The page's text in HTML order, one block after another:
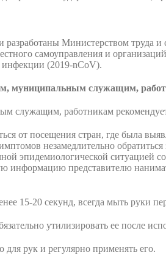
Министерством труда
самоуправления и
инфекции (2019-nCoV).
муниципальным служащим,
служащим, работникам
от посещения стран, где была
незамедлительно
эпидемиологической
информацию представителю
15-20 секунд, всегда мыть руки
утилизировать ее после
рук и регулярно применять его.